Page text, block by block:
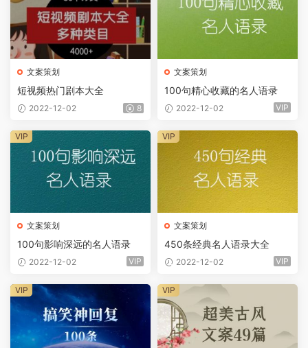
文案策划
短视频热门剧本大全
2022-12-02 8
文案策划
100句精心收藏的名人语录
2022-12-02 VIP
文案策划
100句影响深远的名人语录
2022-12-02 VIP
VIP
文案策划
450条经典名人语录大全
2022-12-02 VIP
VIP
VIP VIP